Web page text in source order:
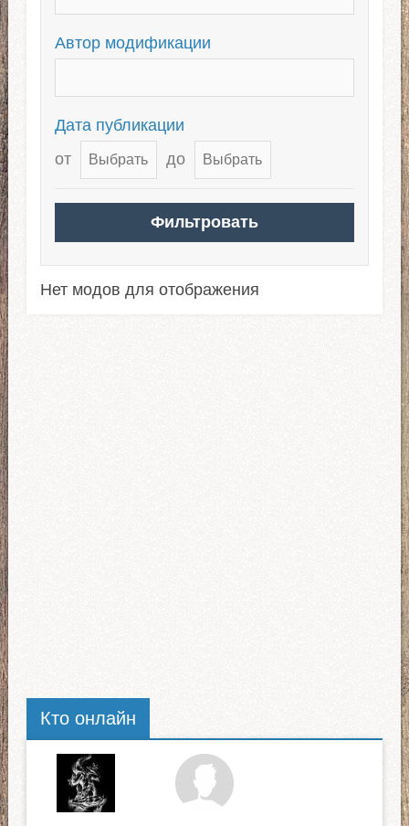
Автор модификации
Дата публикации
от
до
Нет модов для отображения
Кто онлайн